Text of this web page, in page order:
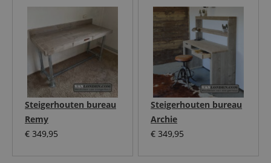
Steigerhouten bureau
Archie
€ 349,95
Steigerhouten bureau
Remy
€ 349,95